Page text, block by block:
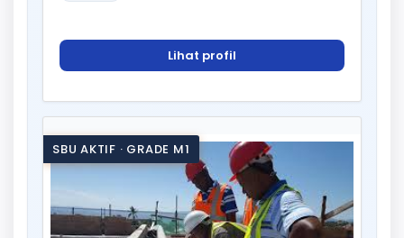
Lihat profil
SBU AKTIF · GRADE M1